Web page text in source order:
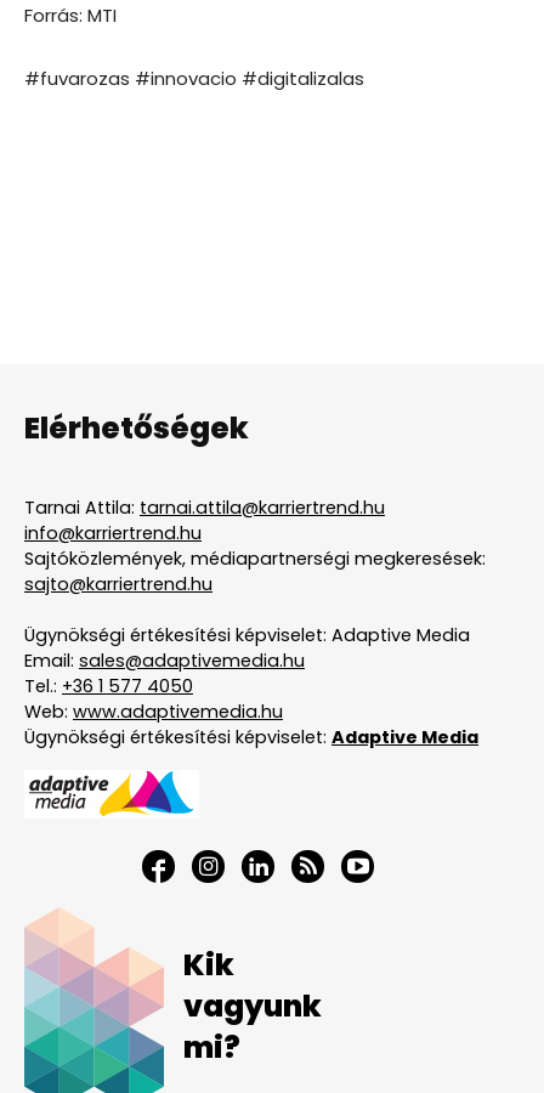
Forrás: MTI
#fuvarozas #innovacio #digitalizalas
Elérhetőségek
Tarnai Attila: tarnai.attila@karriertrend.hu
info@karriertrend.hu
Sajtóközlemények, médiapartnerségi megkeresések:
sajto@karriertrend.hu
Ügynökségi értékesítési képviselet: Adaptive Media
Email: sales@adaptivemedia.hu
Tel.: +36 1 577 4050
Web: www.adaptivemedia.hu
Ügynökségi értékesítési képviselet: Adaptive Media
Kik
vagyunk
mi?